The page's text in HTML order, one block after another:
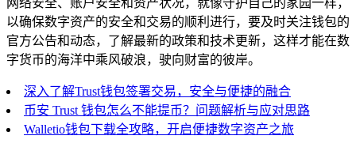
网络安全、账户安全和资产状况，就像守护自己的家园一样，
以确保数字资产的安全和交易的顺利进行，要及时关注钱包的
官方公告和动态，了解最新的政策和技术更新，这样才能在数
字货币的海洋中乘风破浪，驶向财富的彼岸。
深入了解Trust钱包签署交易，安全与便捷的融合
币安 Trust 钱包怎么不能提币？问题解析与应对思路
Walletio钱包下载全攻略，开启便捷数字资产之旅